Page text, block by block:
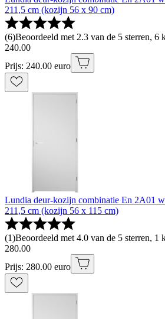
211,5 cm (kozijn 56 x 90 cm)
(6)Beoordeeld met 2.3 van de 5 sterren, 6
240.00
Prijs: 240.00 euro
Lundia deur-kozijn combinatie En 2A01
211,5 cm (kozijn 56 x 115 cm)
(1)Beoordeeld met 4.0 van de 5 sterren, 1
280.00
Prijs: 280.00 euro